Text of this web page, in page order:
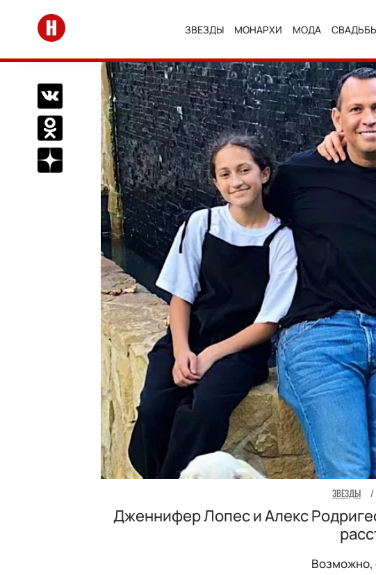
Перейти на главную
ЗВЕЗДЫ МОНАРХИ МОДА
Поделиться Вконтакте
Поделиться в Одноклассниках
Подписаться на нас в Дзен
ЗВЕЗДЫ /
Дженнифер Лопес и Алекс
Возможно,